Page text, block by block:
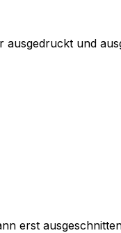
und
erst